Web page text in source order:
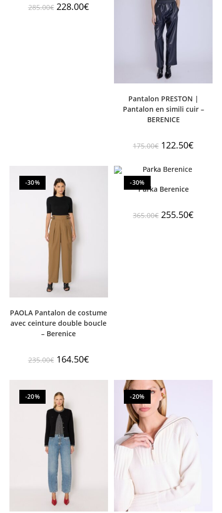
285.00€ 228.00€
Pantalon PRESTON |
Pantalon en simili cuir –
BERENICE
175.00€ 122.50€
-30%
PAOLA Pantalon de costume
avec ceinture double boucle
– Berenice
235.00€ 164.50€
-30%
Parka Berenice
365.00€ 255.50€
-20% -20%